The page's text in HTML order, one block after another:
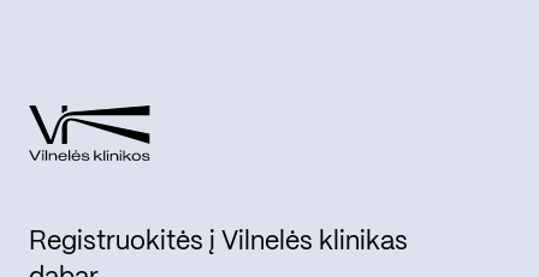
Registruokitės į Vilnelės klinikas